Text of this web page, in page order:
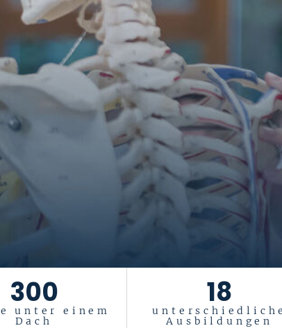
300
unter einem
Dach
18
unterschiedliche
Ausbildungen